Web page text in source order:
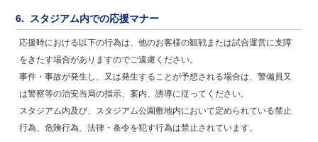
6. スタジアム内での応援マナー
応援時における以下の行為は、他のお客様の観戦または試合運営に支障
をきたす場合がありますのでご遠慮ください。
事件・事故が発生し、又は発生することが予想される場合は、警備員又
は警察等の治安当局の指示、案内、誘導に従ってください。
スタジアム内及び、スタジアム公園敷地内において定められている禁止
行為、危険行為、法律・条令を犯す行為は禁止されています。